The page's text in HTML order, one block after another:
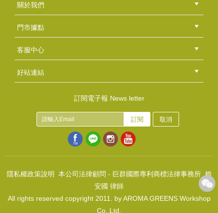
皂用香氛-愛好自然
NT$130
(USD4.32)
關於我們
公司簡介
品牌故事
最新消息
隱私權聲明
版權聲明
門市據點
總部
北區
中區
南區
東區
海外
客服中心
會員等級
購物流程
訂單查詢
常見問題
海外訂購流程
連絡我們
下載專區
紅利點數
好站連結
訂閱電子報 News letter
訂閱 取消
隱私權政策說明 本公司法律顧問 - 巨群國際專利商標法律事務所 賴
安國 律師
All rights reserved copyright 2011. by AROMA GREENS Workshop
Co.,Ltd.